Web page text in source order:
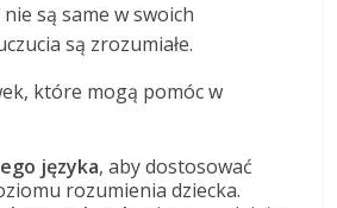
nie są same w swoich
są zrozumiałe.
które mogą pomóc w
języka, aby dostosować
rozumienia dziecka.